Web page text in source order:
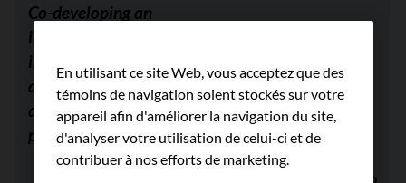
Co-developing an
intervention to raise
immigrant women’s
awareness of physical
activity and cancer
prevention
En utilisant ce site Web, vous acceptez que des
témoins de navigation soient stockés sur votre
appareil afin d'améliorer la navigation du site,
d'analyser votre utilisation de celui-ci et de
contribuer à nos efforts de marketing.